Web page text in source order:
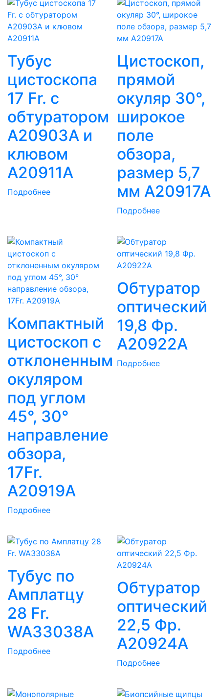
Тубус
цистоскопа
17 Fr. с
обтуратором
A20903A и
клювом
A20911A
Подробнее
Цистоскоп,
прямой
окуляр 30°,
широкое
поле
обзора,
размер 5,7
мм A20917A
Подробнее
Компактный
цистоскоп с
отклоненным
окуляром
под углом
45°, 30°
направление
обзора,
17Fr.
A20919A
Подробнее
Обтуратор
оптический
19,8 Фр.
A20922A
Подробнее
Тубус по
Амплатцу
28 Fr.
WA33038A
Подробнее
Обтуратор
оптический
22,5 Фр.
A20924A
Подробнее